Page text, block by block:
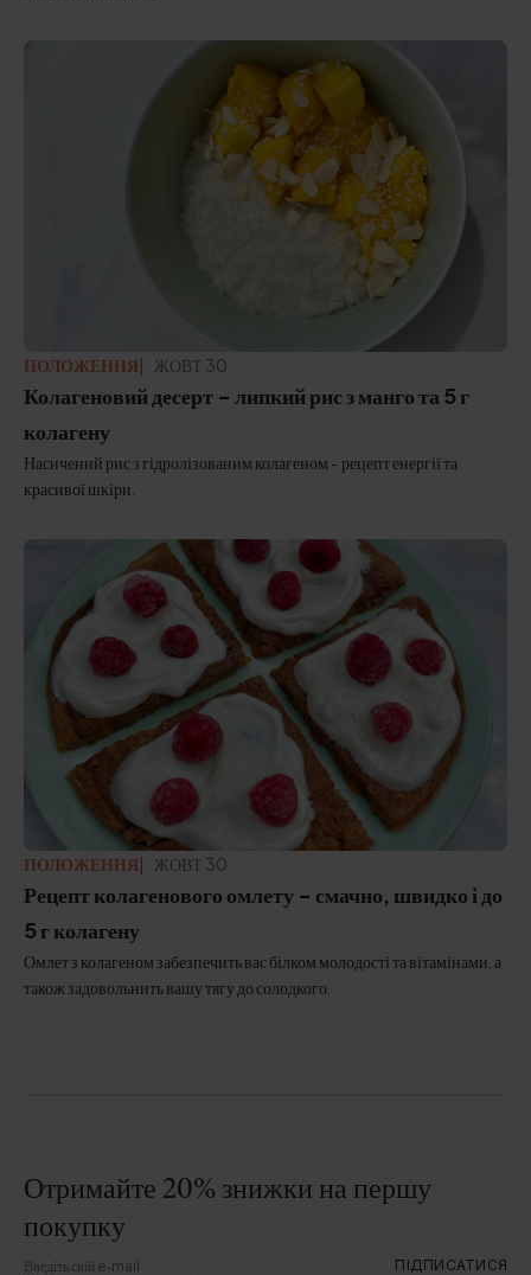
ПОЛОЖЕННЯ ЖОВТ 30
Колагеновий десерт - липкий рис з манго та 5 г
колагену
Насичений рис з гідролізованим колагеном - рецепт енергії та
красивої шкіри.
ПОЛОЖЕННЯ ЖОВТ 30
Рецепт колагенового омлету - смачно, швидко і до
5 г колагену
Омлет з колагеном забезпечить вас білком молодості та вітамінами, а
також задовольнить вашу тягу до солодкого.
Отримайте 20% знижки на першу
покупку
ПІДПИСАТИСЯ